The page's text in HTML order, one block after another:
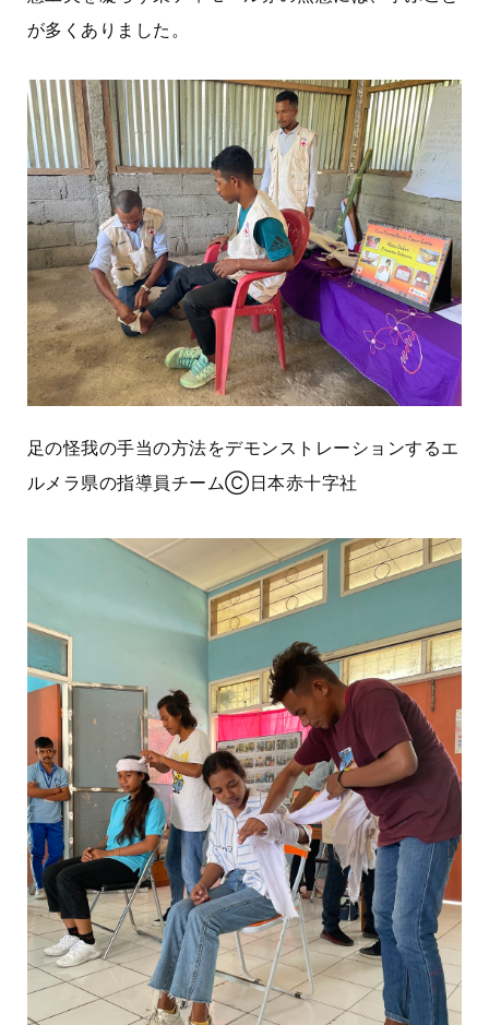
が多くありました。
足の怪我の手当の方法をデモンストレーションするエ
ルメラ県の指導員チームⒸ日本赤十字社